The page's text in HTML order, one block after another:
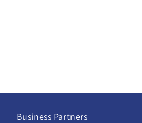
Business Partners